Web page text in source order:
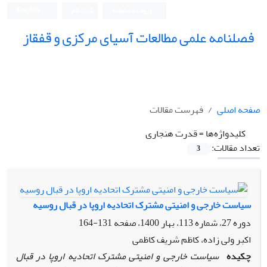
فصلنامه علمی مطالعات آسیای مرکزی و قفقاز
صفحه اصلی
فهرست مقالات
کلیدواژه‌ها =قدرت هنجاری
تعداد مقالات:
3
سیاست خارجی و امنیتی مشترک اتحادیه اروپا در قبال روسیه
دوره 27، شماره 113، بهار 1400، صفحه
131-164
اکبر ولی زاده، کاظم شریف کاظمی
چکیده سیاست خارجی و امنیتی مشترک اتحادیه اروپا در قبال